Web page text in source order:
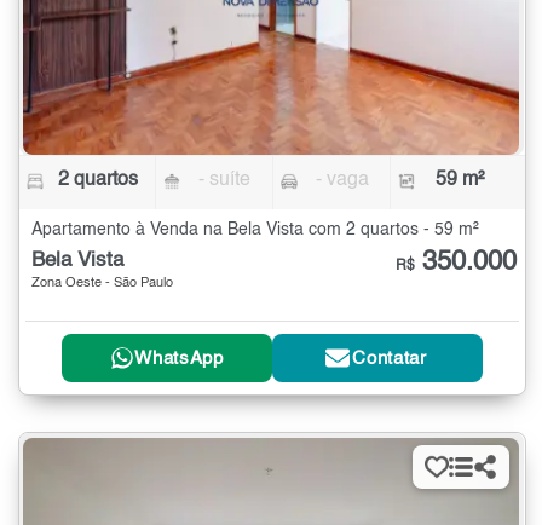
2 quartos - suíte - vaga 59 m²
Apartamento à Venda na Bela Vista com 2 quartos - 59 m²
Bela Vista
Zona Oeste - São Paulo
R$ 350.000
WhatsApp Contatar